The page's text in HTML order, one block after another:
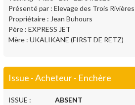
Présenté par : Elevage des Trois Rivières
Propriétaire : Jean Buhours
Père : EXPRESS JET
Mère : UKALIKANE (FIRST DE RETZ)
Issue - Acheteur - Enchère
ISSUE : ABSENT